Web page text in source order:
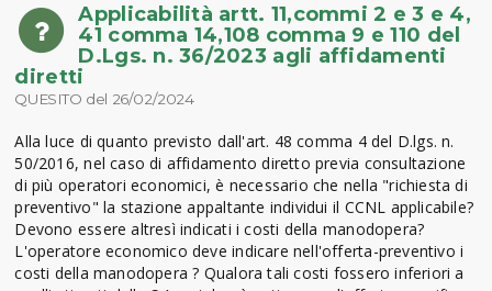
Applicabilità artt. 11,commi 2 e 3 e 4,
41 comma 14,108 comma 9 e 110 del
D.Lgs. n. 36/2023 agli affidamenti
diretti
QUESITO del 26/02/2024
Alla luce di quanto previsto dall'art. 48 comma 4 del D.lgs. n.
50/2016, nel caso di affidamento diretto previa consultazione
di più operatori economici, è necessario che nella "richiesta di
preventivo" la stazione appaltante individui il CCNL applicabile?
Devono essere altresì indicati i costi della manodopera?
L'operatore economico deve indicare nell'offerta-preventivo i
costi della manodopera ? Qualora tali costi fossero inferiori a